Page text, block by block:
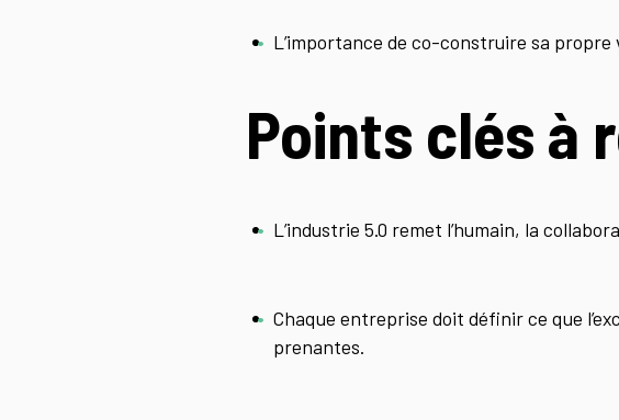
L’importance de co-construire sa propre
Points clés à
L’industrie 5.0 remet l’humain, la
Chaque entreprise doit définir ce que
prenantes.